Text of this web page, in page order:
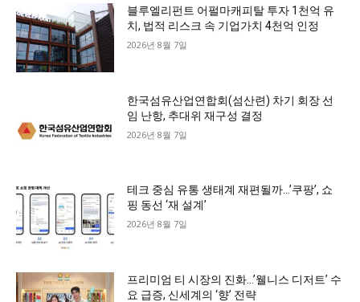
블루엘리펀트 어펄마캐피탈 투자 1천억 유
치, 법적 리스크 속 기업가치 4천억 인정
2026년 8월 7일
한국섬유산업연합회(섬산련) 차기 회장 선
임 난항, 추대위 재구성 결정
2026년 8월 7일
테크 중심 유통 생태계 재편될까…’쿠팡’, 쇼
핑 동선 ‘재 설계’
2026년 8월 7일
프리미엄 티 시장의 진화…’웰니스 디저트’ 수
요 급증, 신세계의 ‘향’ 전략